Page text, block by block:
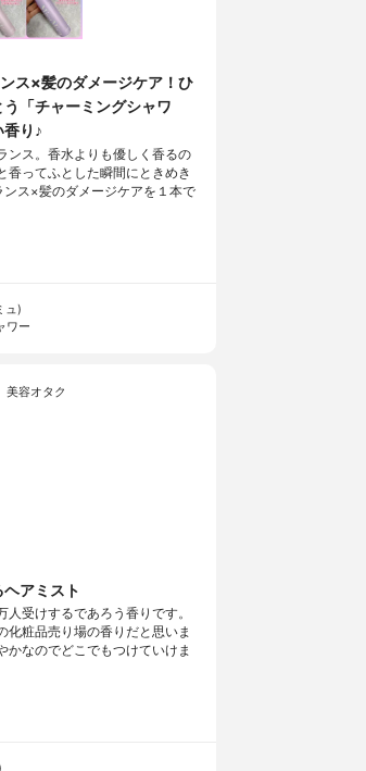
ス×髪のダメージケア！ひ
「チャーミングシャワ
り♪
ンス。香水よりも優しく香るの
香ってふとした瞬間にときめき
ス×髪のダメージケアを１本で
ュ)
ワー
美容オタク
アミスト
人受けするであろう香りです。
化粧品売り場の香りだと思いま
かなのでどこでもつけていけま